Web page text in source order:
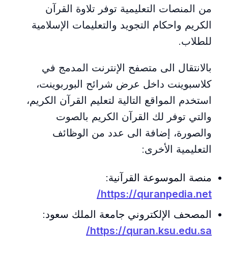
من المنصات التعليمية توفر تلاوة القرآن
الكريم واحكام التجويد والتعليمات الإسلامية
للطلاب.
بالانتقال الى متصفح الإنترنت المدمج في
كلاسبوينت داخل عرض شرائح البوربوينت،
استخدم المواقع التالية لتعليم القرآن الكريم،
والتي توفر لك القرآن الكريم بالصوت
والصورة، إضافة الى عدد من الوظائف
التعليمية الأخرى:
منصة الموسوعة القرآنية:
https://quranpedia.net/
المصحف الإلكتروني جامعة الملك سعود:
https://quran.ksu.edu.sa/